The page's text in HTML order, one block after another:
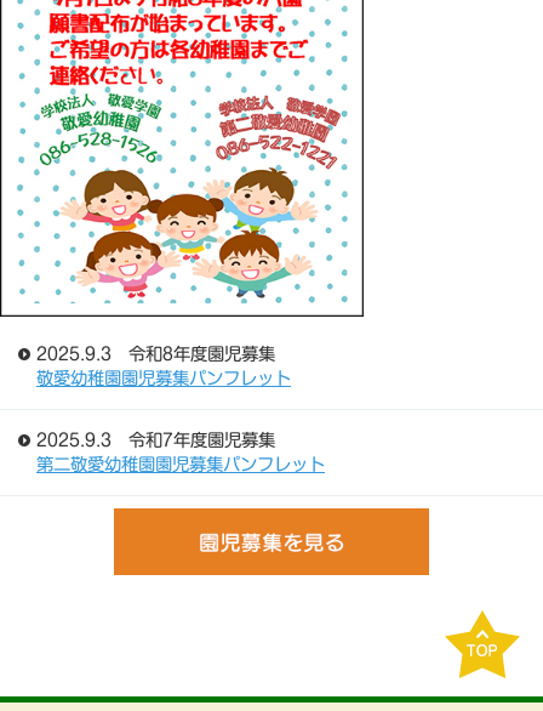
2025.9.3 令和8年度園児募集
敬愛幼稚園園児募集パンフレット
2025.9.3 令和7年度園児募集
第二敬愛幼稚園園児募集パンフレット